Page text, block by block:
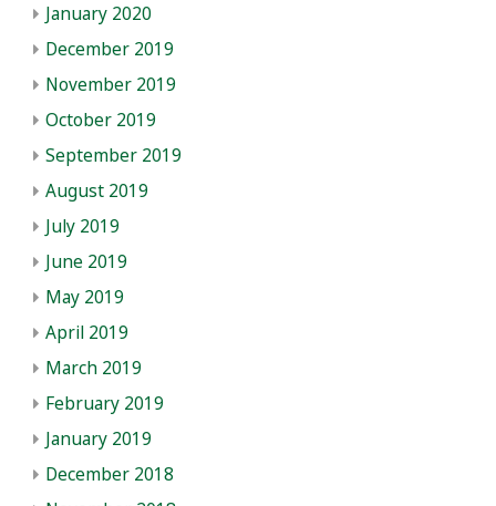
January 2020
December 2019
November 2019
October 2019
September 2019
August 2019
July 2019
June 2019
May 2019
April 2019
March 2019
February 2019
January 2019
December 2018